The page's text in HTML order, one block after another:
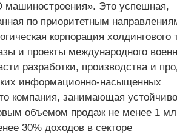
Это успешная,
по приоритетным
корпорация холдингового
и проекты международного
разработки, производства и
информационно-насыщенных
компания, занимающая
объемом продаж не менее 1
30% доходов в секторе